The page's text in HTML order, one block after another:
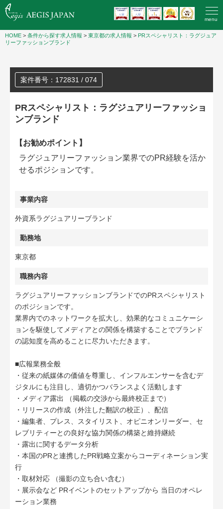
menu
HOME > 条件から探す求人情報 > 東京都の求人情報 > PRスペシャリスト：ラグジュア
リーファッションブランド
案件番号：172831 / 074
PRスペシャリスト：ラグジュアリーファッショ
ンブランド
【お勧めポイント】
ラグジュアリーファッション業界でのPR経験を活か
せるポジションです。
事業内容
外資系ラグジュアリーブランド
勤務地
東京都
職務内容
ラグジュアリーファッションブランドでのPRスペシャリスト
のポジションです。
業界内でのネットワークを拡大し、効果的なコミュニケーシ
ョンを駆使してメディアとの関係を構築することでブランド
の認知度を高めることに尽力いただきます。
■広報業務全般
・従来の紙媒体の価値を尊重し、インフルエンサーを含むデ
ジタルにも注目し、適切かつバランスよく活動します
・メディア露出 （掲載の交渉から最終校正まで）
・リリースの作成（外注した翻訳の校正）、配信
・編集者、プレス、スタイリスト、オピニオンリーダー、セ
レブリティーとの良好な協力関係の構築と維持継続
・露出に関するデータ分析
・本国のPRと連携したPR戦略立案からコーディネーション実
行
・取材対応 （撮影の立ち合い含む）
・展示会など PRイベントのセットアップから 当日のオペレ
ーション業務